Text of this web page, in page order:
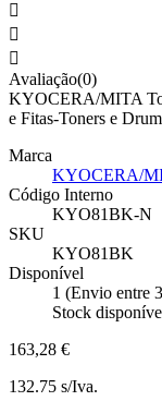



Avaliação(0)
KYOCERA/MITA
e Fitas-Toners e
Marca
KYOCERA/
Código Interno
KYO81BK-N
SKU
KYO81BK
Disponível
1 (Envio entre
Stock
163,28 €
132.75 s/Iva.